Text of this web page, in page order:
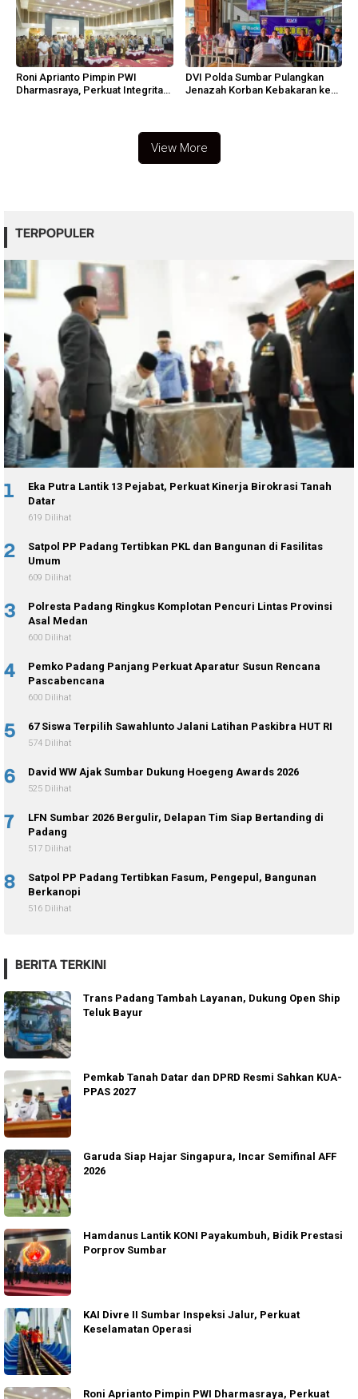
Roni Aprianto Pimpin PWI
Dharmasraya, Perkuat Integritas
DVI Polda Sumbar Pulangkan
Jenazah Korban Kebakaran ke
View More
TERPOPULER
1
Eka Putra Lantik 13 Pejabat, Perkuat Kinerja Birokrasi Tanah
Datar
619 Dilihat
2
Satpol PP Padang Tertibkan PKL dan Bangunan di Fasilitas
Umum
609 Dilihat
3
Polresta Padang Ringkus Komplotan Pencuri Lintas Provinsi
Asal Medan
600 Dilihat
4
Pemko Padang Panjang Perkuat Aparatur Susun Rencana
Pascabencana
600 Dilihat
5 67 Siswa Terpilih Sawahlunto Jalani Latihan Paskibra HUT RI
574 Dilihat
6 David WW Ajak Sumbar Dukung Hoegeng Awards 2026
525 Dilihat
7
LFN Sumbar 2026 Bergulir, Delapan Tim Siap Bertanding di
Padang
517 Dilihat
8
Satpol PP Padang Tertibkan Fasum, Pengepul, Bangunan
Berkanopi
516 Dilihat
BERITA TERKINI
Trans Padang Tambah Layanan, Dukung Open Ship
Teluk Bayur
Pemkab Tanah Datar dan DPRD Resmi Sahkan KUA-
PPAS 2027
Garuda Siap Hajar Singapura, Incar Semifinal AFF
2026
Hamdanus Lantik KONI Payakumbuh, Bidik Prestasi
Porprov Sumbar
KAI Divre II Sumbar Inspeksi Jalur, Perkuat
Keselamatan Operasi
Roni Aprianto Pimpin PWI Dharmasraya, Perkuat